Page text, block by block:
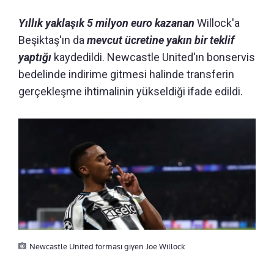
Yıllık yaklaşık 5 milyon euro kazanan Willock'a
Beşiktaş'ın da mevcut ücretine yakın bir teklif
yaptığı kaydedildi. Newcastle United'ın bonservis
bedelinde indirime gitmesi halinde transferin
gerçekleşme ihtimalinin yükseldiği ifade edildi.
Newcastle United forması giyen Joe Willock